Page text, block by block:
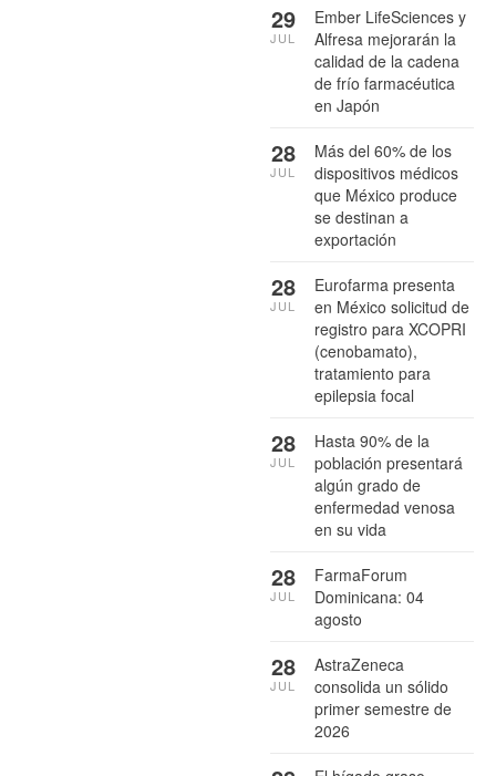
Ember LifeSciences y
Alfresa mejorarán la
calidad de la cadena
de frío farmacéutica
en Japón
29
JUL
Más del 60% de los
dispositivos médicos
que México produce
se destinan a
exportación
28
JUL
Eurofarma presenta
en México solicitud de
registro para XCOPRI
(cenobamato),
tratamiento para
epilepsia focal
28
JUL
Hasta 90% de la
población presentará
algún grado de
enfermedad venosa
en su vida
28
JUL
FarmaForum
Dominicana: 04
agosto
28
JUL
AstraZeneca
consolida un sólido
primer semestre de
2026
28
JUL